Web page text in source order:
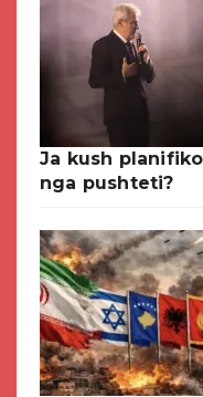
Ja kush
nga pushteti?